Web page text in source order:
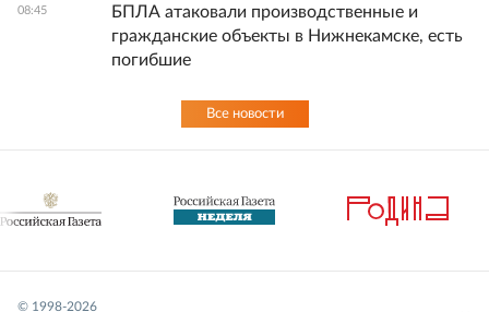
08:45
БПЛА атаковали производственные и
гражданские объекты в Нижнекамске, есть
погибшие
Все новости
© 1998-2026